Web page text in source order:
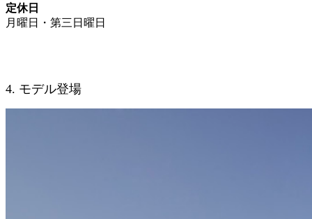
定休日
月曜日・第三日曜日
4. モデル登場